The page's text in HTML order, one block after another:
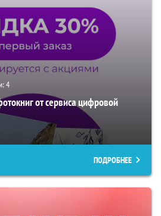
4
от сервиса цифровой
ПОДРОБНЕЕ